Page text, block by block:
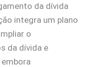
da dívida
integra um plano
o
da dívida e